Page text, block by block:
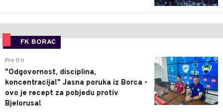
FK BORAC
0
Pre 11 h
"Odgovornost, disciplina,
koncentracija!" Jasna poruka iz Borca -
ovo je recept za pobjedu protiv
Bjelorusa!